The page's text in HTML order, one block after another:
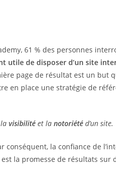
61 % des personnes
utile de disposer d’un site
page de résultat est un but
en place une stratégie de
visibilité et la notoriété d’un site.
conséquent, la confiance de
la promesse de résultats sur